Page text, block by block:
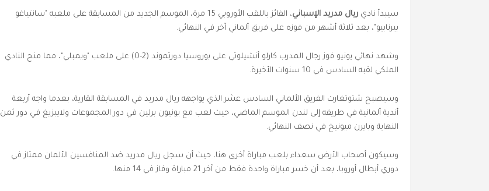
سيبدأ ناديريال مدريد الإسباني
، الفائز باللقب الأوروبي 15 مرة، الموسم الجديد من المسابقة على ملعبه "سانتياغو
بيرنابيو"، بعد ثلاثة أشهر من فوزه على فريق ألماني آخر في النهائي.
وشهد نهائي يونيو فوز رجال المدرب كارلو أنشيلوتي على بوروسيا دورتموند (2-0) على ملعب "ويمبلي"، مما منح النادي
الملكي لقبه السادس في 10 سنوات الأخيرة.
وسيصبح شتوتغارت الفريق الألماني السادس عشر الذي يواجهه ريال مدريد في المسابقة القارية، بعدما واجه أربعة
أندية ألمانية في طريقه إلى لندن الموسم الماضي، حيث لعب مع يونيون برلين في دور المجموعات ولايبزيغ في دور ثمن
النهاية وبايرن ميونيخ في نصف النهائي.
وسيكون أصحاب الأرض سعداء بلعب مباراة أخرى هنا، حيث أن سجل ريال مدريد ضد المنافسين الألمان ممتاز في
دوري أبطال أوروبا، بعد أن خسر مباراة واحدة فقط من آخر 21 مباراة وفاز في 14 منها.